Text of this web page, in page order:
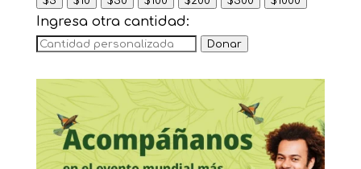
Ingresa otra cantidad:
Donar